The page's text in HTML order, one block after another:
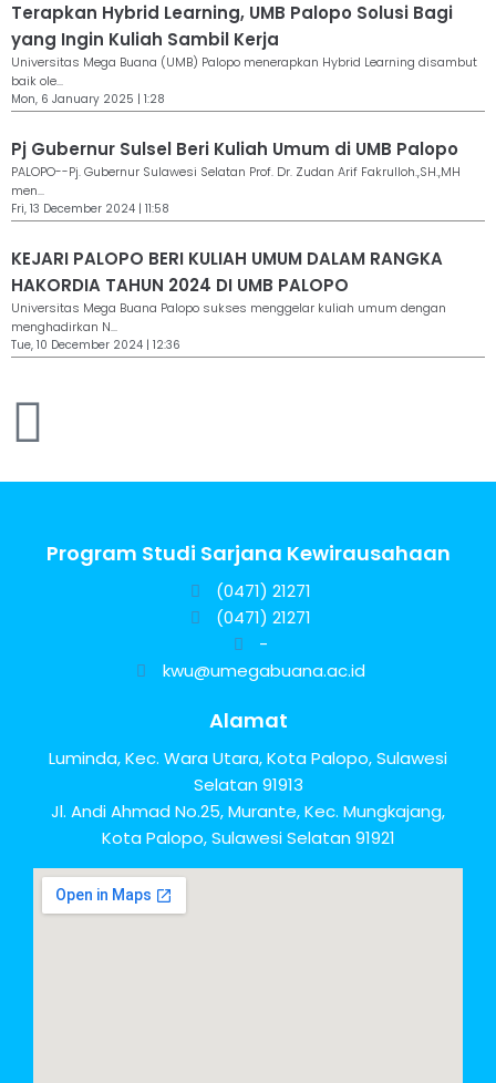
Terapkan Hybrid Learning, UMB Palopo Solusi Bagi
yang Ingin Kuliah Sambil Kerja
Universitas Mega Buana (UMB) Palopo menerapkan Hybrid Learning disambut
baik ole...
Mon, 6 January 2025 | 1:28
Pj Gubernur Sulsel Beri Kuliah Umum di UMB Palopo
PALOPO--Pj. Gubernur Sulawesi Selatan Prof. Dr. Zudan Arif Fakrulloh.,SH.,MH
men...
Fri, 13 December 2024 | 11:58
KEJARI PALOPO BERI KULIAH UMUM DALAM RANGKA
HAKORDIA TAHUN 2024 DI UMB PALOPO
Universitas Mega Buana Palopo sukses menggelar kuliah umum dengan
menghadirkan N...
Tue, 10 December 2024 | 12:36
Program Studi Sarjana Kewirausahaan
(0471) 21271
(0471) 21271
-
kwu@umegabuana.ac.id
Alamat
Luminda, Kec. Wara Utara, Kota Palopo, Sulawesi
Selatan 91913
Jl. Andi Ahmad No.25, Murante, Kec. Mungkajang,
Kota Palopo, Sulawesi Selatan 91921